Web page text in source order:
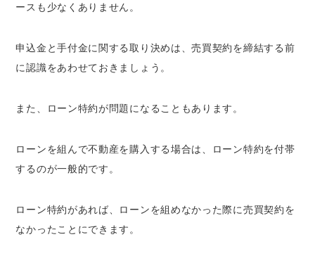
ースも少なくありません。
申込金と手付金に関する取り決めは、売買契約を締結する前
に認識をあわせておきましょう。
また、ローン特約が問題になることもあります。
ローンを組んで不動産を購入する場合は、ローン特約を付帯
するのが一般的です。
ローン特約があれば、ローンを組めなかった際に売買契約を
なかったことにできます。